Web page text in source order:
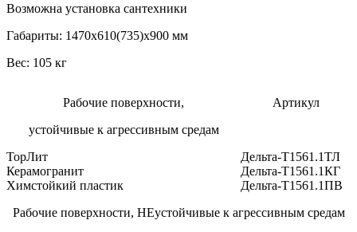
Возможна установка сантехники
Габариты: 1470х610(735)х900 мм
Вес: 105 кг
Рабочие поверхности,
устойчивые к агрессивным средам
Артикул
ТорЛит
Дельта-Т1561.1ТЛ
Керамогранит
Дельта-Т1561.1КГ
Химстойкий пластик
Дельта-Т1561.1ПВ
Рабочие поверхности, НЕустойчивые к агрессивным средам